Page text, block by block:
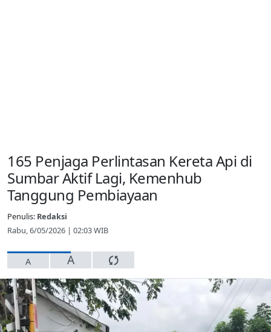
165 Penjaga Perlintasan Kereta Api di
Sumbar Aktif Lagi, Kemenhub
Tanggung Pembiayaan
Penulis: Redaksi
Rabu, 6/05/2026 | 02:03 WIB
A A